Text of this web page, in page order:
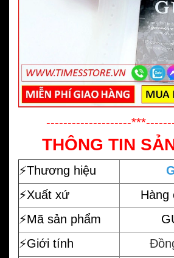
--------------------
THÔNG TIN
⚡️Thương hiệu
⚡️Xuất xứ
Hàng
⚡️Mã sản phẩm
⚡️Giới tính